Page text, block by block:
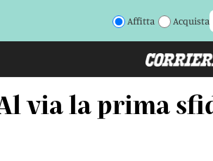
Affitta Acquista
via la prima